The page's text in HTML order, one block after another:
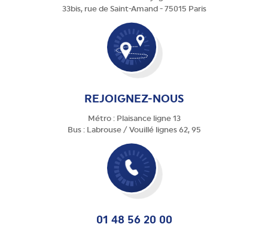
33bis, rue de Saint-Amand - 75015 Paris
REJOIGNEZ-NOUS
Métro : Plaisance ligne 13
Bus : Labrouse / Vouillé lignes 62, 95
01 48 56 20 00